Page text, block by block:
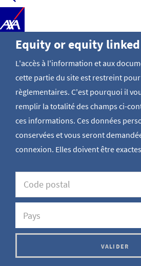
Equity or equity linked
L'accès à l'information et aux
cette partie du site est restreint
règlementaires. C'est pourquoi il
remplir la totalité des champs ci-
ces informations. Ces données
conservées et vous seront
connexion. Elles doivent être
VALIDER